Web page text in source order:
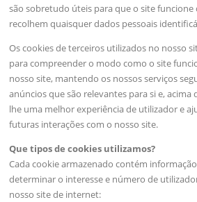
são sobretudo úteis para que o site funcione
recolhem quaisquer dados pessoais
Os cookies de terceiros utilizados no nosso
para compreender o modo como o site
nosso site, mantendo os nossos serviços
anúncios que são relevantes para si e,
lhe uma melhor experiência de utilizador e
futuras interações com o nosso site.
Que tipos de cookies utilizamos?
Cada cookie armazenado contém
determinar o interesse e número de
nosso site de internet: